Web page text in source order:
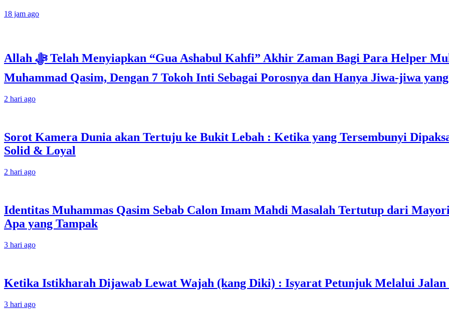
18 jam ago
Allah ﷻ Telah Menyiapkan “Gua Ashabul Kahfi” Akhir Zaman Bagi Para Helper Muhammad Qasim, Kuncinya di Tangan
Muhammad Qasim, Dengan 7 Tokoh Inti Sebagai Porosnya dan Hanya Jiwa-jiwa
2 hari ago
Sorot Kamera Dunia akan Tertuju ke Bukit Lebah : Ketika yang Tersembunyi
Solid & Loyal
2 hari ago
Identitas Muhammas Qasim Sebab Calon Imam Mahdi Masalah Tertutup dari
Apa yang Tampak
3 hari ago
Ketika Istikharah Dijawab Lewat Wajah (kang Diki) : Isyarat Petunjuk Melalui
3 hari ago